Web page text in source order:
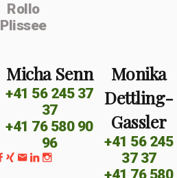
Rollo
Plissee
Micha Senn
+41 56 245 37
37
+41 76 580 90
96
Monika
Dettling-
Gassler
+41 56 245
37 37
+41 76 580